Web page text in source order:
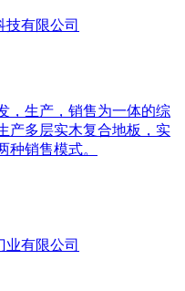
，生产，销售为一体的综
产多层实木复合地板，实
种销售模式。